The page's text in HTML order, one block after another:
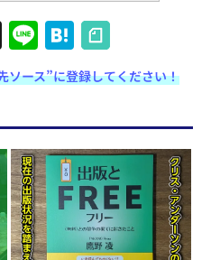
X Li
n
e
H
at
e
n
a
ース”に登録してください！